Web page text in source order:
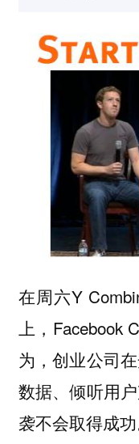
在周六Y
上，Facebook
为，创业公司
数据、倾听用
袭不会取得成功